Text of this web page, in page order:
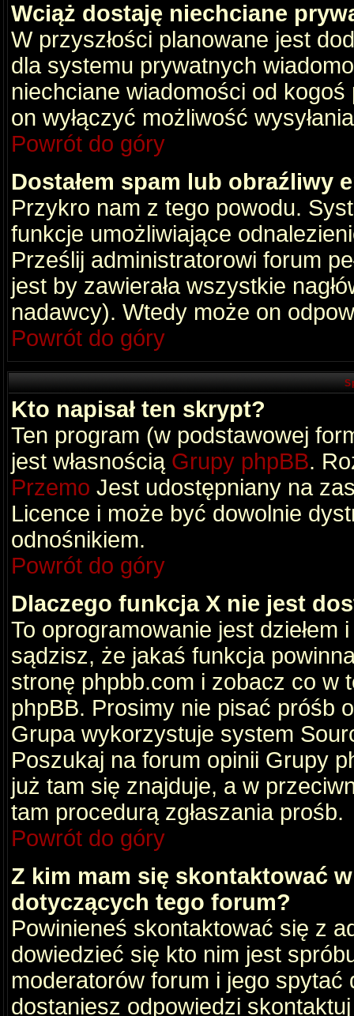
Wciąż dostaję niechciane
W przyszłości planowane jest
dla systemu prywatnych
niechciane wiadomości od
on wyłączyć możliwość
Powrót do góry
Dostałem spam lub obraźliwy
Przykro nam z tego powodu.
funkcje umożliwiające
Prześlij administratorowi forum
jest by zawierała wszystkie
nadawcy). Wtedy może on
Powrót do góry
Kto napisał ten skrypt?
Ten program (w podstawowej
jest własnością Grupy phpBB.
Przemo Jest udostępniany na
Licence i może być dowolnie
odnośnikiem.
Powrót do góry
Dlaczego funkcja X nie jest
To oprogramowanie jest dziełem
sądzisz, że jakaś funkcja
stronę phpbb.com i zobacz co w
phpBB. Prosimy nie pisać próśb
Grupa wykorzystuje system
Poszukaj na forum opinii Grupy
już tam się znajduje, a w
tam procedurą zgłaszania prośb.
Powrót do góry
Z kim mam się skontaktować
dotyczących tego forum?
Powinieneś skontaktować się z
dowiedzieć się kto nim jest
moderatorów forum i jego
dostaniesz odpowiedzi